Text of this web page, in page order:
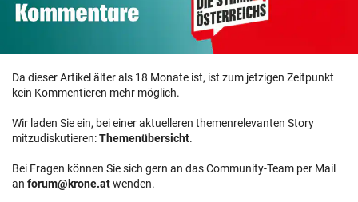
Da dieser Artikel älter als 18 Monate ist, ist zum jetzigen Zeitpunkt
kein Kommentieren mehr möglich.
Wir laden Sie ein, bei einer aktuelleren themenrelevanten Story
mitzudiskutieren:Themenübersicht.
Bei Fragen können Sie sich gern an das Community-Team per Mail
an forum@krone.atwenden.